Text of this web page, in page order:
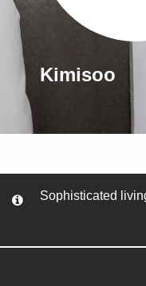
Kimisoo
Sophisticated